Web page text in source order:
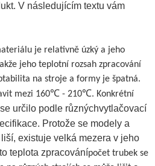
V následujícím textu vám
je relativně úzký a jeho
jeho teplotní rozsah zpracování
na stroje a formy je špatná.
mezi 160℃ - 210℃. Konkrétní
určilo podle různýchvytlačovací
Protože se modely a
existuje velká mezera v jeho
teplota zpracovánípočet trubek se